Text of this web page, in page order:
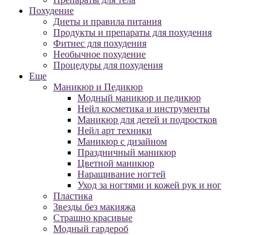
Похудение
Диеты и правила питания
Продукты и препараты для похудения
Фитнес для похудения
Необычное похудение
Процедуры для похудения
Еще
Маникюр и Педикюр
Модный маникюр и педикюр
Нейл косметика и инструменты
Маникюр для детей и подростков
Нейл арт техники
Маникюр с дизайном
Праздничный маникюр
Цветной маникюр
Наращивание ногтей
Уход за ногтями и кожей рук и ног
Пластика
Звезды без макияжа
Страшно красивые
Модный гардероб